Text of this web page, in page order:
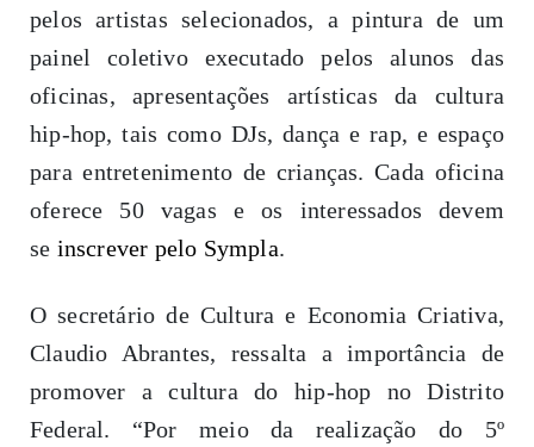
pelos artistas selecionados, a pintura de um
painel coletivo executado pelos alunos das
oficinas, apresentações artísticas da cultura
hip-hop, tais como DJs, dança e rap, e espaço
para entretenimento de crianças. Cada oficina
oferece 50 vagas e os interessados devem
se inscrever pelo Sympla.
O secretário de Cultura e Economia Criativa,
Claudio Abrantes, ressalta a importância de
promover a cultura do hip-hop no Distrito
Federal. “Por meio da realização do 5º